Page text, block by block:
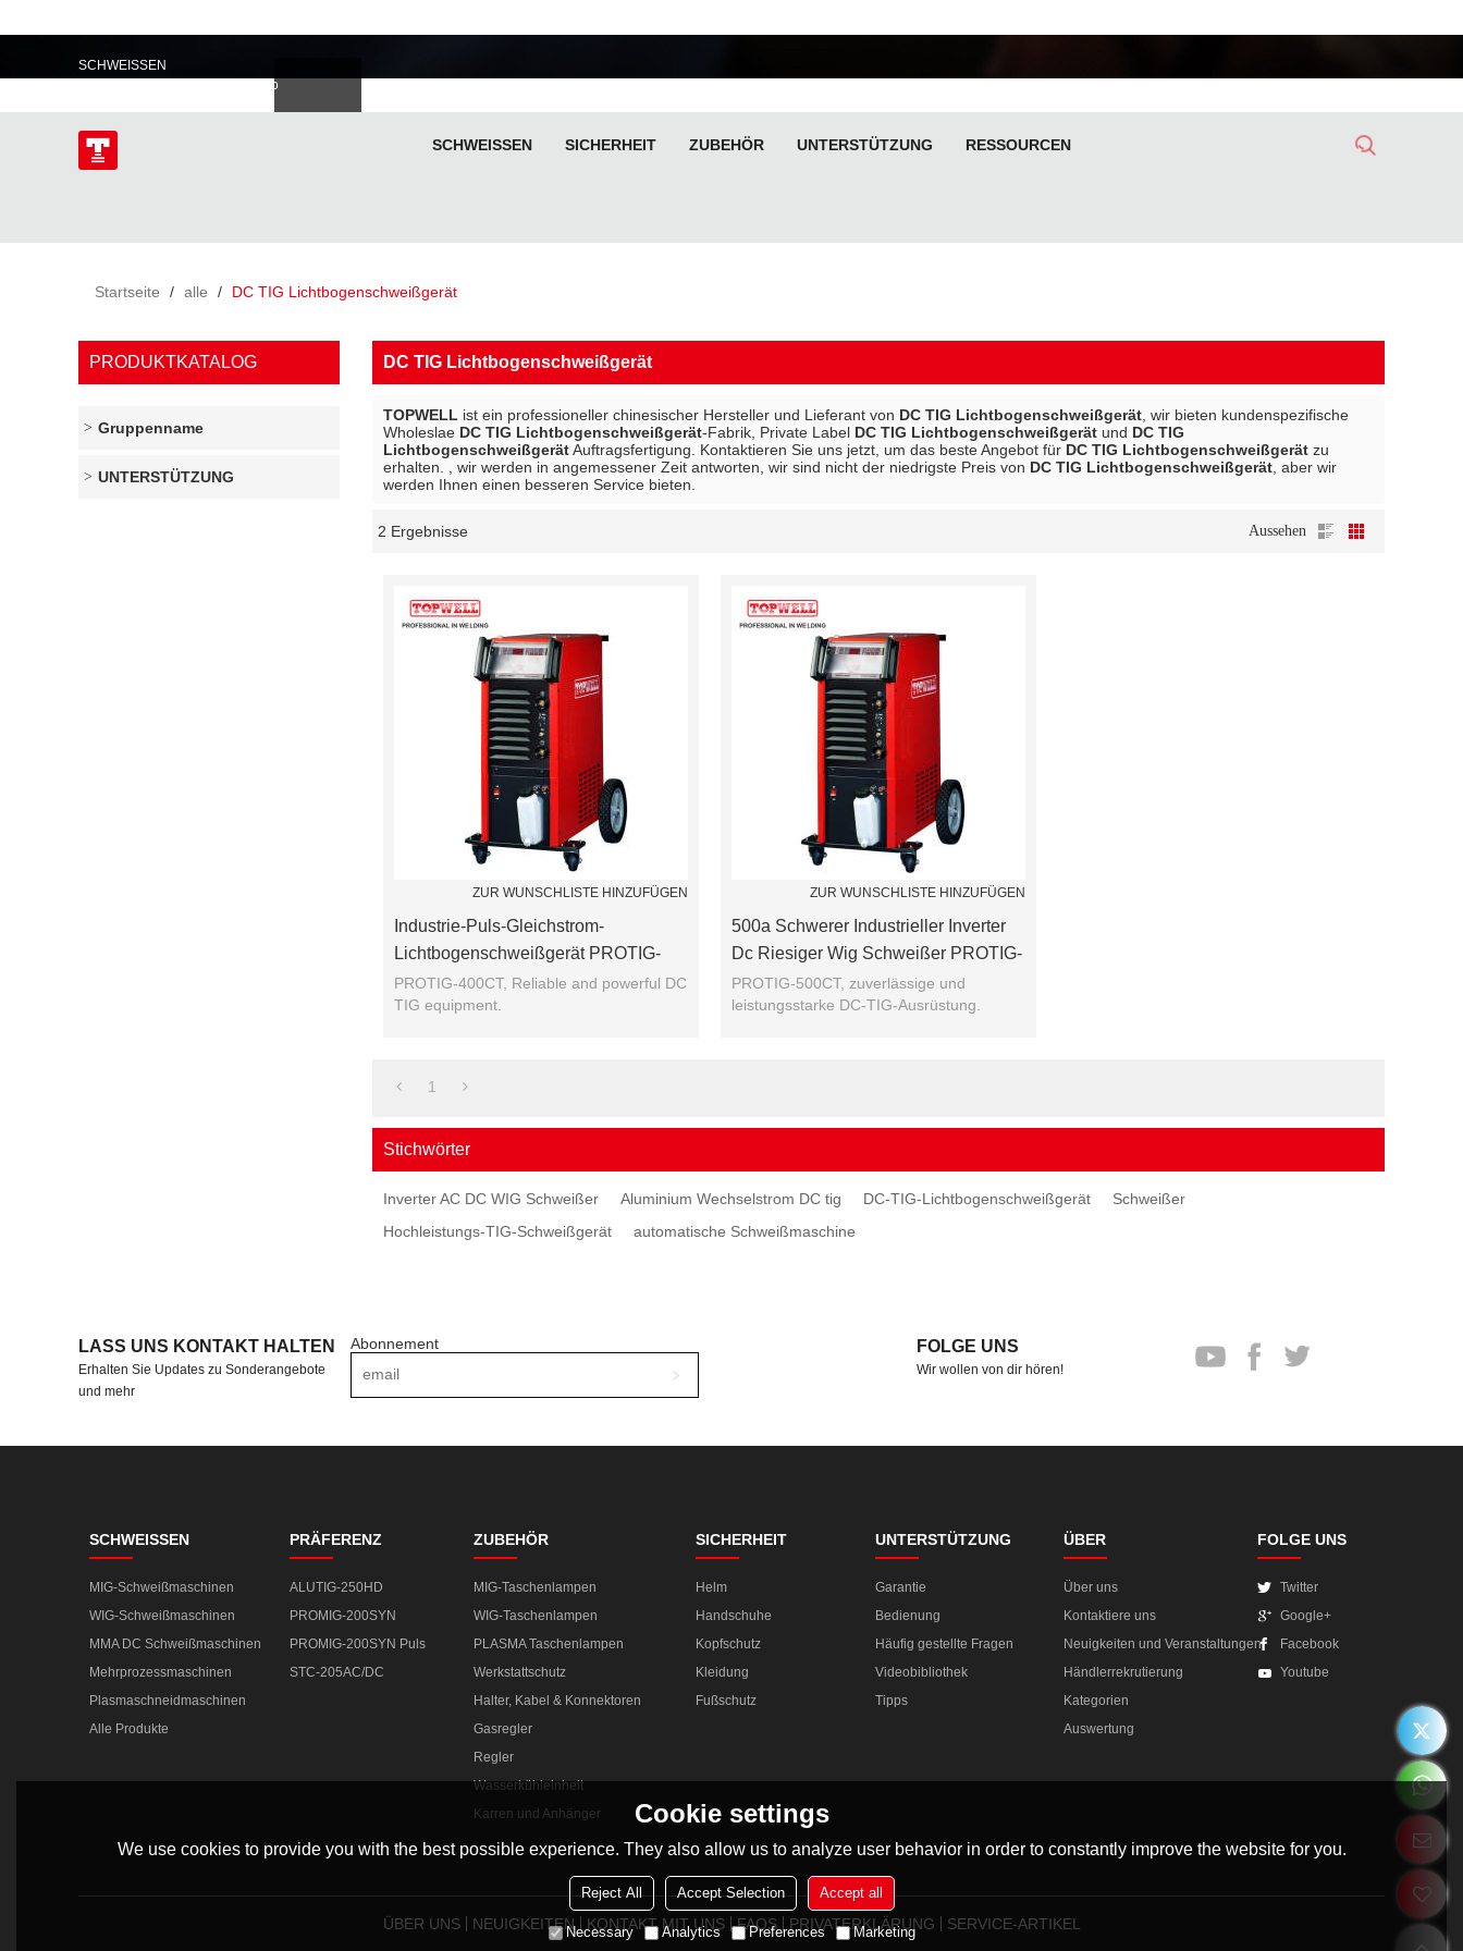
SCHWEISSEN
Italiano
Polski SCHWEISSEN SICHERHEIT ZUBEHÖR UNTERSTÜTZUNG RESSOURCEN
Startseite / alle / DC TIG Lichtbogenschweißgerät
PRODUKTKATALOG
Gruppenname
UNTERSTÜTZUNG
DC TIG Lichtbogenschweißgerät
TOPWELL ist ein professioneller chinesischer Hersteller und Lieferant von DC TIG Lichtbogenschweißgerät , wir bieten kundenspezifische
Wholeslae DC TIG Lichtbogenschweißgerät-Fabrik, Private Label DC TIG Lichtbogenschweißgerät und DC TIG
LichtbogenschweißgerätAuftragsfertigung. Kontaktieren Sie uns jetzt, um das beste Angebot für DC TIG Lichtbogenschweißgerät zu
erhalten. , wir werden in angemessener Zeit antworten, wir sind nicht der niedrigste Preis von DC TIG Lichtbogenschweißgerät , aber wir
werden Ihnen einen besseren Service bieten.
2 Ergebnisse Aussehen
ZUR WUNSCHLISTE HINZUFÜGEN
Industrie-Puls-Gleichstrom-
Lichtbogenschweißgerät PROTIG-
400CT
PROTIG-400CT, Reliable and powerful DC
TIG equipment.
ZUR WUNSCHLISTE HINZUFÜGEN
500a Schwerer Industrieller Inverter
Dc Riesiger Wig Schweißer PROTIG-
500CT
PROTIG-500CT, zuverlässige und
leistungsstarke DC-TIG-Ausrüstung.
1
Stichwörter
Inverter AC DC WIG Schweißer Aluminium Wechselstrom DC tig DC-TIG-Lichtbogenschweißgerät
Schweißer
Hochleistungs-TIG-Schweißgerät
automatische Schweißmaschine
LASS UNS KONTAKT HALTEN
Erhalten Sie Updates zu Sonderangebote
und mehr
Abonnement FOLGE UNS
Wir wollen von dir hören!
SCHWEISSEN
MIG-Schweißmaschinen
WIG-Schweißmaschinen
MMA DC Schweißmaschinen
Mehrprozessmaschinen
Plasmaschneidmaschinen
Alle Produkte
PRÄFERENZ
ALUTIG-250HD
PROMIG-200SYN
PROMIG-200SYN Puls
STC-205AC/DC
ZUBEHÖR
MIG-Taschenlampen
WIG-Taschenlampen
PLASMA Taschenlampen
Werkstattschutz
Halter, Kabel & Konnektoren
Gasregler
Regler
Wasserkühleinheit
Karren und Anhänger
SICHERHEIT
Helm
Handschuhe
Kopfschutz
Kleidung
Fußschutz
UNTERSTÜTZUNG
Garantie
Bedienung
Häufig gestellte Fragen
Videobibliothek
Tipps
ÜBER
Über uns
Kontaktiere uns
Neuigkeiten und Veranstaltungen
Händlerrekrutierung
Kategorien
Auswertung
FOLGE UNS
Twitter
Google+
Facebook
Youtube
ÜBER UNS NEUIGKEITEN KONTAKT MIT UNS FAQS PRIVATERKLÄRUNG
SERVICE-ARTIKEL
Cookie settings
We use cookies to provide you with the best possible experience. They also allow us to analyze user behavior in order to constantly improve the website for you.
Reject All Accept Selection Accept all
Necessary Analytics Preferences Marketing